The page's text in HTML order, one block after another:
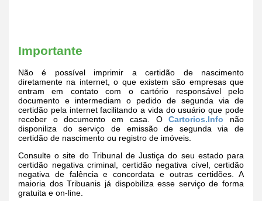
Importante
Não é possível imprimir a certidão de nascimento
diretamente na internet, o que existem são empresas que
entram em contato com o cartório responsável pelo
documento e intermediam o pedido de segunda via de
certidão pela internet facilitando a vida do usuário que pode
receber o documento em casa. OCartorios.Info não
disponiliza do serviço de emissão de segunda via de
certidão de nascimento ou registro de imóveis.
Consulte o site do Tribunal de Justiça do seu estado para
certidão negativa criminal, certidão negativa cível, certidão
negativa de falência e concordata e outras certidões. A
maioria dos Tribuanis já dispobiliza esse serviço de forma
gratuita e on-line.